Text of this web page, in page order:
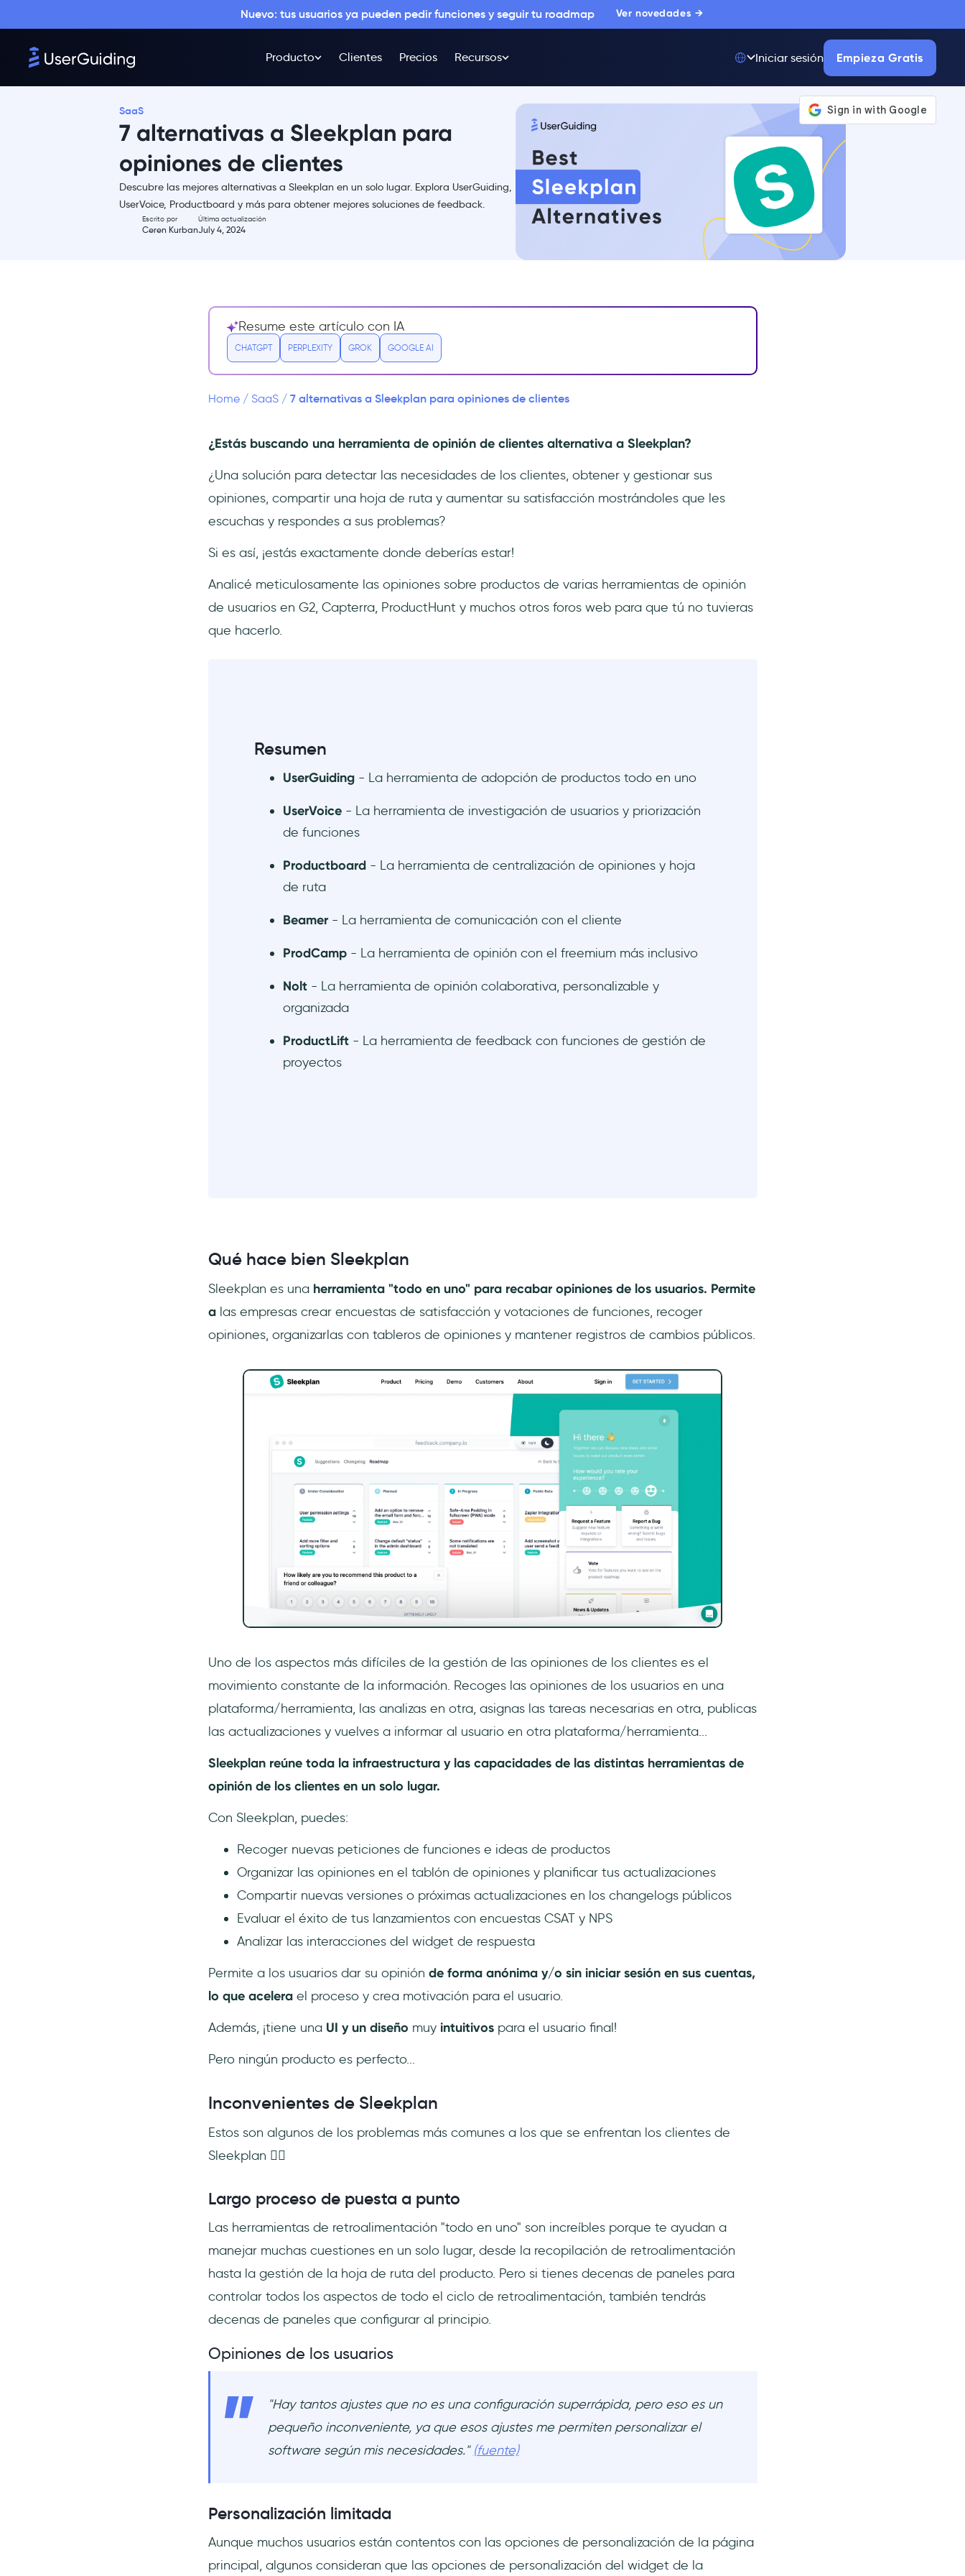
Nuevo: tus usuarios ya pueden pedir funciones y seguir tu roadmap Ver novedades →
Producto Clientes Precios Recursos Iniciar sesión Empieza Gratis
SaaS
7 alternativas a Sleekplan para
opiniones de clientes
Descubre las mejores alternativas a Sleekplan en un solo lugar. Explora UserGuiding,
UserVoice, Productboard y más para obtener mejores soluciones de feedback.
Escrito por
Ceren Kurban
Última actualización
July 4, 2024
Qué hace bien Sleekplan
Personalización limitada
Espacio de trabajo/dominio
Las 7 mejores alternativas a
175.000+ Productos
de adopción digital
en la que confían
Resume este artículo con IA
CHATGPT PERPLEXITY GROK GOOGLE AI
Home/ SaaS/ 7 alternativas a Sleekplan para opiniones de clientes
¿Estás buscando una herramienta de opinión de clientes alternativa a Sleekplan?
¿Una solución para detectar las necesidades de los clientes, obtener y gestionar sus
opiniones, compartir una hoja de ruta y aumentar su satisfacción mostrándoles que les
escuchas y respondes a sus problemas?
Si es así, ¡estás exactamente donde deberías estar!
Analicé meticulosamente las opiniones sobre productos de varias herramientas de opinión
de usuarios en G2, Capterra, ProductHunt y muchos otros foros web para que tú no tuvieras
que hacerlo.
Resumen
UserGuiding- La herramienta de adopción de productos todo en uno
UserVoice- La herramienta de investigación de usuarios y priorización
de funciones
Productboard- La herramienta de centralización de opiniones y hoja
de ruta
Beamer- La herramienta de comunicación con el cliente
ProdCamp- La herramienta de opinión con el freemium más inclusivo
Nolt- La herramienta de opinión colaborativa, personalizable y
organizada
ProductLift- La herramienta de feedback con funciones de gestión de
proyectos
Qué hace bien Sleekplan
Sleekplan es una herramienta "todo en uno" para recabar opiniones de los usuarios. Permite
a las empresas crear encuestas de satisfacción y votaciones de funciones, recoger
opiniones, organizarlas con tableros de opiniones y mantener registros de cambios públicos.
Uno de los aspectos más difíciles de la gestión de las opiniones de los clientes es el
movimiento constante de la información. Recoges las opiniones de los usuarios en una
plataforma/herramienta, las analizas en otra, asignas las tareas necesarias en otra, publicas
las actualizaciones y vuelves a informar al usuario en otra plataforma/herramienta...
Sleekplan reúne toda la infraestructura y las capacidades de las distintas herramientas de
opinión de los clientes en un solo lugar.
Con Sleekplan, puedes:
Recoger nuevas peticiones de funciones e ideas de productos
Organizar las opiniones en el tablón de opiniones y planificar tus actualizaciones
Compartir nuevas versiones o próximas actualizaciones en los changelogs públicos
Evaluar el éxito de tus lanzamientos con encuestas CSAT y NPS
Analizar las interacciones del widget de respuesta
Permite a los usuarios dar su opinión de forma anónima y/o sin iniciar sesión en sus cuentas,
lo que acelera el proceso y crea motivación para el usuario.
Además, ¡tiene una UI y un diseño muy intuitivos para el usuario final!
Pero ningún producto es perfecto...
Inconvenientes de Sleekplan
Estos son algunos de los problemas más comunes a los que se enfrentan los clientes de
Sleekplan 👇🏻
Largo proceso de puesta a punto
Las herramientas de retroalimentación "todo en uno" son increíbles porque te ayudan a
manejar muchas cuestiones en un solo lugar, desde la recopilación de retroalimentación
hasta la gestión de la hoja de ruta del producto. Pero si tienes decenas de paneles para
controlar todos los aspectos de todo el ciclo de retroalimentación, también tendrás
decenas de paneles que configurar al principio.
Opiniones de los usuarios
"Hay tantos ajustes que no es una configuración superrápida, pero eso es un
pequeño inconveniente, ya que esos ajustes me permiten personalizar el
software según mis necesidades." (fuente)
Personalización limitada
Aunque muchos usuarios están contentos con las opciones de personalización de la página
principal, algunos consideran que las opciones de personalización del widget de la